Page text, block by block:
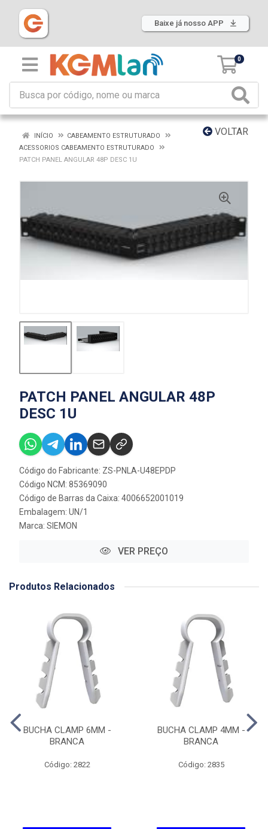
Baixe já nosso APP
0
VOLTAR
INÍCIO
CABEAMENTO ESTRUTURADO
ACESSORIOS CABEAMENTO ESTRUTURADO
PATCH PANEL ANGULAR 48P DESC 1U
PATCH PANEL ANGULAR 48P
DESC 1U
Código do Fabricante: ZS-PNLA-U48EPDP
Código NCM: 85369090
Código de Barras da Caixa: 4006652001019
Embalagem: UN/1
Marca: SIEMON
VER PREÇO
Produtos Relacionados
BUCHA CLAMP 6MM -
BRANCA
Código: 2822
BUCHA CLAMP 4MM -
BRANCA
Código: 2835